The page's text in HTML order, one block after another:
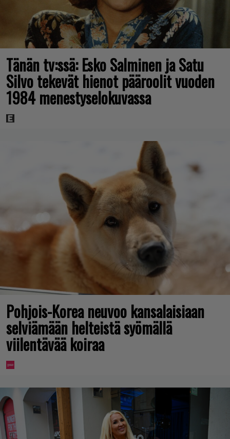
Tänän tv:ssä: Esko Salminen ja Satu
Silvo tekevät hienot pääroolit vuoden
1984 menestyselokuvassa
Pohjois-Korea neuvoo kansalaisiaan
selviämään helteistä syömällä
viilentävää koiraa